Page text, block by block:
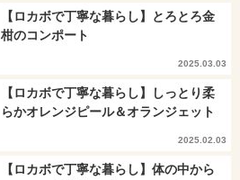
【ロカボで丁寧な暮らし】とろとろ金
柑のコンポート
2025.03.03
【ロカボで丁寧な暮らし】しっとり柔
らかオレンジピール＆オランジェット
2025.02.03
【ロカボで丁寧な暮らし】体の中から